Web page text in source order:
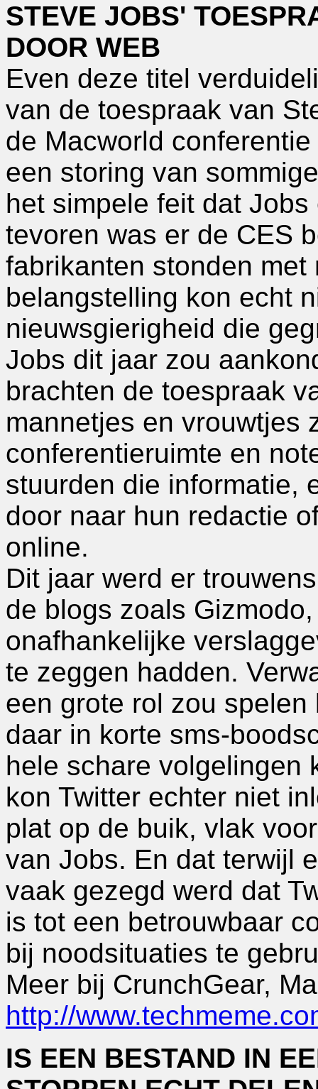
STEVE JOBS'
DOOR WEB
Even deze titel
van de toespraak van
de Macworld
een storing van
het simpele feit dat
tevoren was er de CES
fabrikanten stonden
belangstelling kon echt
nieuwsgierigheid die
Jobs dit jaar zou
brachten de toespraak
mannetjes en vrouwtjes
conferentieruimte en
stuurden die informatie,
door naar hun redactie
online.
Dit jaar werd er
de blogs zoals
onafhankelijke
te zeggen hadden.
een grote rol zou
daar in korte sms-
hele schare volgelingen
kon Twitter echter niet
plat op de buik, vlak
van Jobs. En dat terwijl
vaak gezegd werd dat
is tot een betrouwbaar
bij noodsituaties te
Meer bij CrunchGear,
http://
IS EEN BESTAND IN